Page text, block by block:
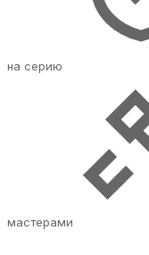
на серию
мастерами